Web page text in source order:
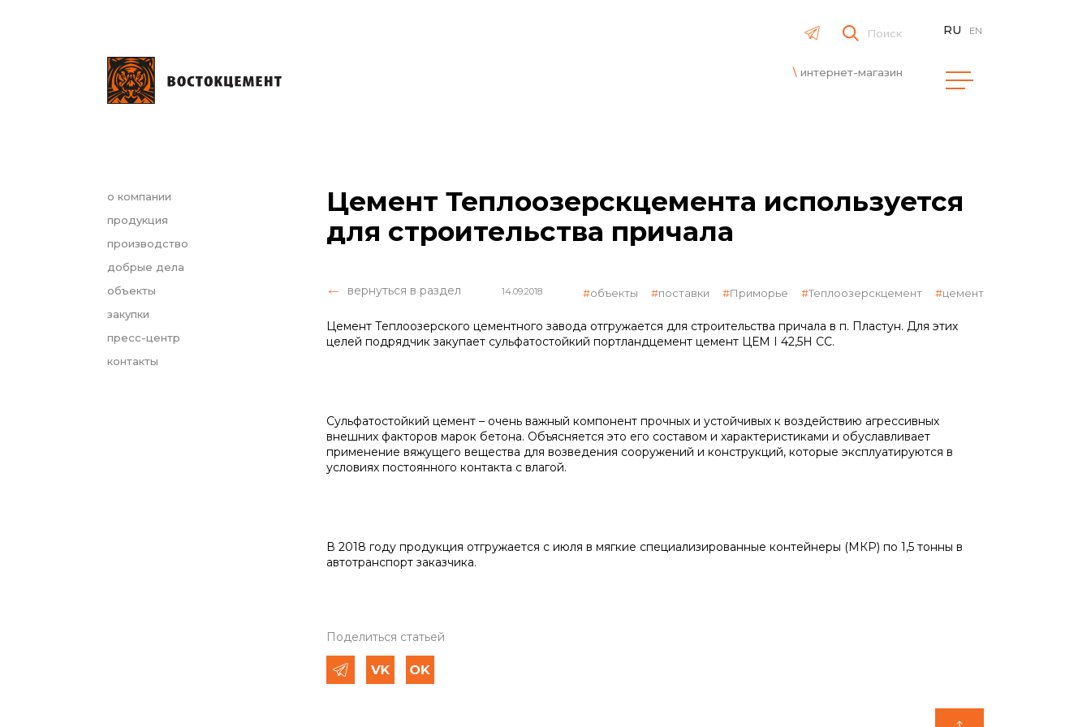
Поиск
интернет-магазин
RU EN
о компании
продукция
производство
добрые дела
объекты
закупки
пресс-центр
контакты
Цемент Теплоозерскцемента используется
для строительства причала
вернуться в раздел 14.09.2018 объекты поставки Приморье Теплоозерскцемент цемент
Цемент Теплоозерского цементного завода отгружается для строительства причала в п. Пластун. Для этих
целей подрядчик закупает сульфатостойкий портландцемент цемент ЦЕМ I 42,5Н СС.
Сульфатостойкий цемент – очень важный компонент прочных и устойчивых к воздействию агрессивных
внешних факторов марок бетона. Объясняется это его составом и характеристиками и обуславливает
применение вяжущего вещества для возведения сооружений и конструкций, которые эксплуатируются в
условиях постоянного контакта с влагой.
В 2018 году продукция отгружается с июля в мягкие специализированные контейнеры (МКР) по 1,5 тонны в
автотранспорт заказчика.
Поделиться статьей